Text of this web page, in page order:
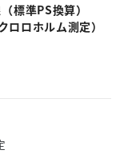
標準PS換算）
ロロホルム測定）